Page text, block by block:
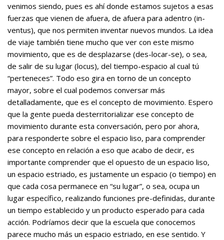
venimos siendo, pues es ahí donde estamos sujetos a esas
fuerzas que vienen de afuera, de afuera para adentro (in-
ventus), que nos permiten inventar nuevos mundos. La idea
de viaje también tiene mucho que ver con este mismo
movimiento, que es de desplazarse (des-locar-se), o sea,
de salir de su lugar (locus), del tiempo-espacio al cual tú
“perteneces”. Todo eso gira en torno de un concepto
mayor, sobre el cual podemos conversar más
detalladamente, que es el concepto de movimiento. Espero
que la gente pueda desterritorializar ese concepto de
movimiento durante esta conversación, pero por ahora,
para responderte sobre el espacio liso, para comprender
ese concepto en relación a eso que acabo de decir, es
importante comprender que el opuesto de un espacio liso,
un espacio estriado, es justamente un espacio (o tiempo) en
que cada cosa permanece en “su lugar”, o sea, ocupa un
lugar específico, realizando funciones pre-definidas, durante
un tiempo establecido y un producto esperado para cada
acción. Podríamos decir que la escuela que conocemos
parece mucho más un espacio estriado, en ese sentido. Y